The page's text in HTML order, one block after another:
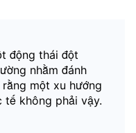
động thái đột
nhằm đánh
một xu hướng
không phải vậy.